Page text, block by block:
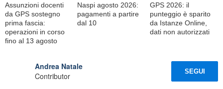
Assunzioni docenti
da GPS sostegno
prima fascia:
operazioni in corso
fino al 13 agosto
Naspi agosto 2026:
pagamenti a partire
dal 10
GPS 2026: il
punteggio è sparito
da Istanze Online,
dati non autorizzati
Andrea Natale
Contributor
SEGUI